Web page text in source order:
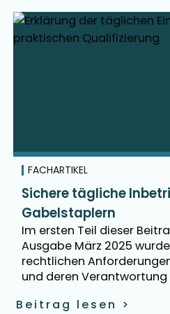
FACHARTIKEL
Sichere tägliche
Gabelstaplern
Im ersten Teil dieser
Ausgabe März 2025
rechtlichen
und deren Verantwortung
Beitrag lesen >